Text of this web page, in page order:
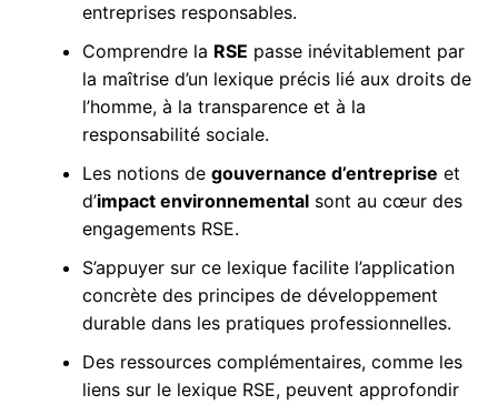
entreprises responsables.
Comprendre la RSE passe inévitablement par
la maîtrise d’un lexique précis lié aux droits de
l’homme, à la transparence et à la
responsabilité sociale.
Les notions de gouvernance d’entreprise et
d’impact environnementalsont au cœur des
engagements RSE.
S’appuyer sur ce lexique facilite l’application
concrète des principes de développement
durable dans les pratiques professionnelles.
Des ressources complémentaires, comme les
liens sur le lexique RSE, peuvent approfondir